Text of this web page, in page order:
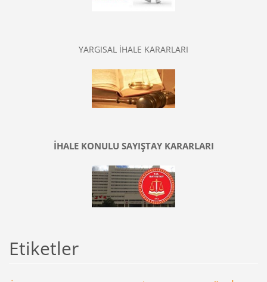
YARGISAL İHALE KARARLARI
İHALE KONULU SAYIŞTAY KARARLARI
Etiketler